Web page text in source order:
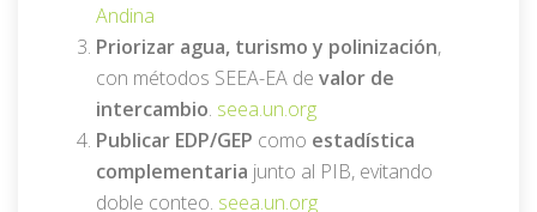
Andina
Priorizar agua, turismo y polinización,
con métodos SEEA-EA de valor de
intercambio. seea.un.org
Publicar EDP/GEP como estadística
complementaria junto al PIB, evitando
doble conteo. seea.un.org